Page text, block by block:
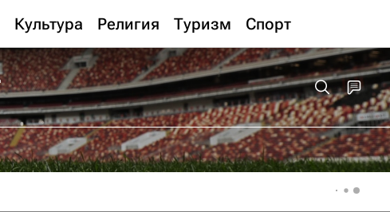
Культура Религия Туризм Спорт